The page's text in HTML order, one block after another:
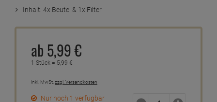
Inhalt: 4x Beutel & 1x Filter
ab 5,99€
1 Stück = 5,99 €
inkl. MwSt.zzgl. Versandkosten
Nur noch 1 verfügbar